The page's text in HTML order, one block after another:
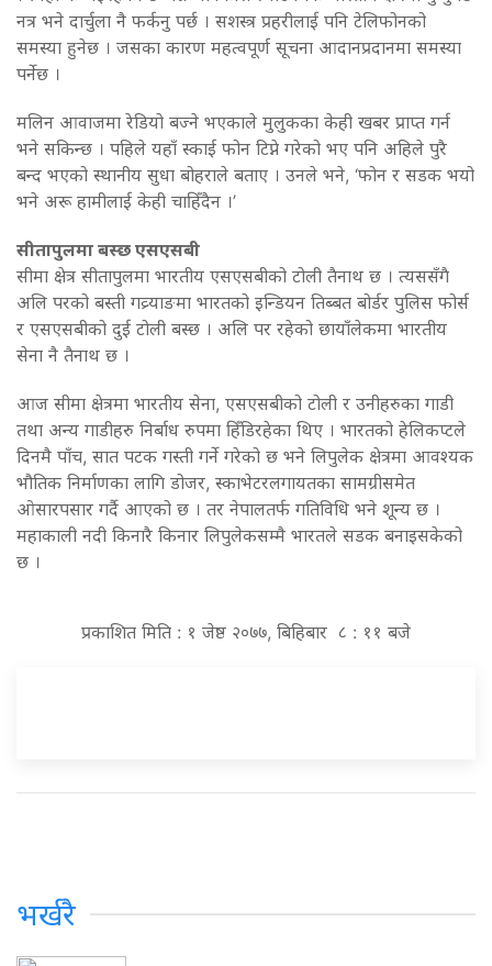
नत्र भने दार्चुला नै फर्कनु पर्छ । सशस्त्र प्रहरीलाई पनि टेलिफोनको
समस्या हुनेछ । जसका कारण महत्वपूर्ण सूचना आदानप्रदानमा समस्या
पर्नेछ ।
मलिन आवाजमा रेडियो बज्ने भएकाले मुलुकका केही खबर प्राप्त गर्न
भने सकिन्छ । पहिले यहाँ स्काई फोन टिप्ने गरेको भए पनि अहिले पुरै
बन्द भएको स्थानीय सुधा बोहराले बताए । उनले भने, ‘फोन र सडक भयो
भने अरू हामीलाई केही चाहिँदैन ।’
सीतापुलमा बस्छ एसएसबी
सीमा क्षेत्र सीतापुलमा भारतीय एसएसबीको टोली तैनाथ छ । त्यससँगै
अलि परको बस्ती गव्र्याङमा भारतको इन्डियन तिब्बत बोर्डर पुलिस फोर्स
र एसएसबीको दुई टोली बस्छ । अलि पर रहेको छायाँलेकमा भारतीय
सेना नै तैनाथ छ ।
आज सीमा क्षेत्रमा भारतीय सेना, एसएसबीको टोली र उनीहरुका गाडी
तथा अन्य गाडीहरु निर्बाध रुपमा हिँडिरहेका थिए । भारतको हेलिकप्टले
दिनमै पाँच, सात पटक गस्ती गर्ने गरेको छ भने लिपुलेक क्षेत्रमा आवश्यक
भौतिक निर्माणका लागि डोजर, स्काभेटरलगायतका सामग्रीसमेत
ओसारपसार गर्दै आएको छ । तर नेपालतर्फ गतिविधि भने शून्य छ ।
महाकाली नदी किनारै किनार लिपुलेकसम्मै भारतले सडक बनाइसकेको
छ ।
प्रकाशित मिति : १ जेष्ठ २०७७, बिहिबार ८ : ११ बजे
भर्खरै